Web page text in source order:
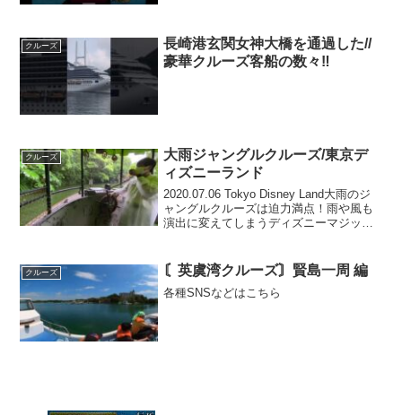
クルーズ
長崎港玄関女神大橋を通過した//
豪華クルーズ客船の数々‼️
クルーズ
大雨ジャングルクルーズ/東京デ
ィズニーランド
2020.07.06 Tokyo Disney Land大雨のジ
ャングルクルーズは迫力満点！雨や風も
演出に変えてしまうディズニーマジック
クルーズ 〘英虞湾クルーズ〙賢島一周 編
各種SNSなどはこちら